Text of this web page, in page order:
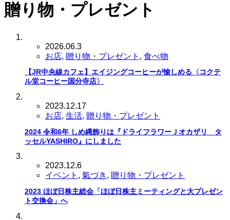
贈り物・プレゼント
2026.06.3
お店, 贈り物・プレゼント , 食べ物
【JR中央線カフェ】エイジングコーヒーが愉しめる〈コクテ
ル堂コーヒー国分寺店〉
2023.12.17
お店, 生活, 贈り物・プレゼント
2024 令和6年 しめ縄飾りは『ドライフラワーＪオカザリ タ
ッセルYASHIRO』にしました
2023.12.6
イベント , 氣づき , 贈り物・プレゼント
2023 ほぼ日株主総会「ほぼ日株主ミーティングと大プレゼン
ト交換会」へ